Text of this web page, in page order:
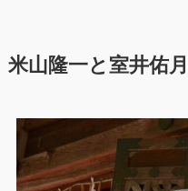
米山隆一と室井佑